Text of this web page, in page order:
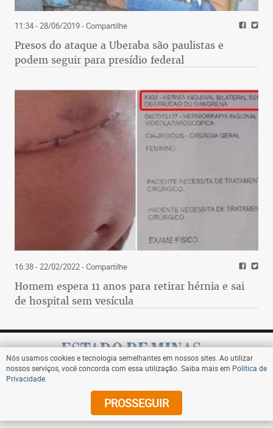
11:34 - 28/06/2019- Compartilhe
Presos do ataque a Uberaba são paulistas e
podem seguir para presídio federal
16:38 - 22/02/2022- Compartilhe
Homem espera 11 anos para retirar hérnia e sai
de hospital sem vesícula
Assine
Nós usamos cookies e tecnologia semelhantes em nossos sites. Ao utilizar
nossos serviços, você concorda com essa utilização. Saiba mais em Política de
Privacidade
PROSSEGUIR